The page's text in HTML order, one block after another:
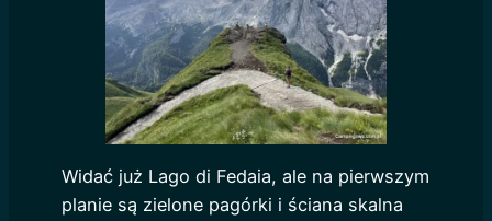
Widać już Lago di Fedaia, ale na pierwszym
planie są zielone pagórki i ściana skalna